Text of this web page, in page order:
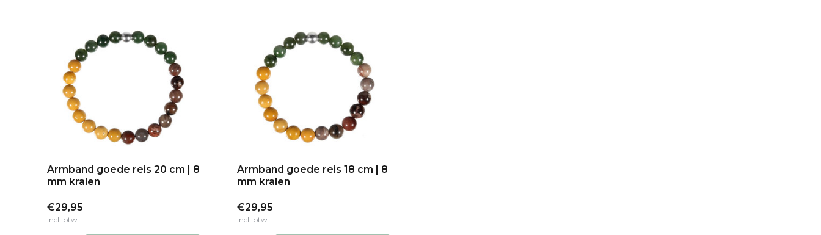
Armband goede reis 20 cm | 8
mm kralen
€29,95
Incl. btw
Armband goede reis 18 cm | 8
mm kralen
€29,95
Incl. btw